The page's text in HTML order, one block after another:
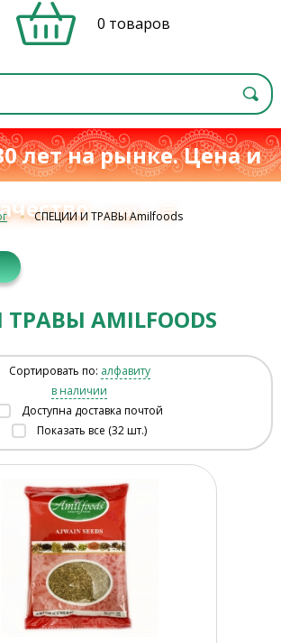
0 товаров
лет на рынке. Цена и
с 1993 г.≡
СПЕЦИИ И ТРАВЫ Amilfoods
AMILFOODS
Сортировать по: алфавиту
в наличии
Доступна доставка почтой
Показать все (32 шт.)